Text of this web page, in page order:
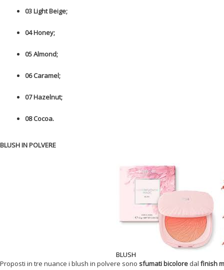
03 Light Beige;
04 Honey;
05 Almond;
06 Caramel;
07 Hazelnut;
08 Cocoa.
BLUSH IN POLVERE
BLUSH
Proposti in tre nuance i blush in polvere sono sfumati bicolore dal finish